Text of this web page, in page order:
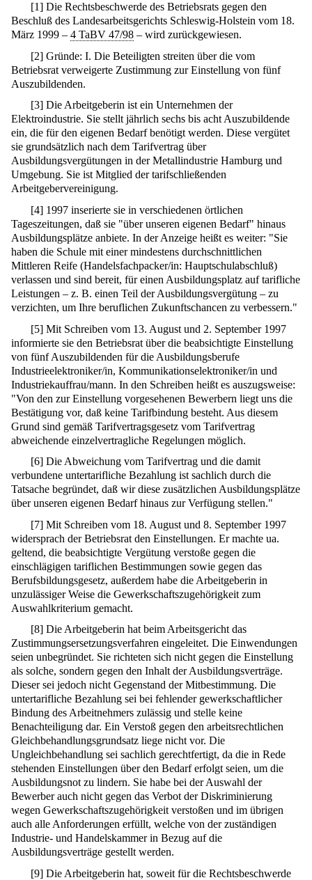
[1] Die Rechtsbeschwerde des Betriebsrats gegen den
Beschluß des Landesarbeitsgerichts Schleswig-Holstein vom 18.
März 1999 – 4 TaBV 47/98 – wird zurückgewiesen.
[2] Gründe: I. Die Beteiligten streiten über die vom
Betriebsrat verweigerte Zustimmung zur Einstellung von fünf
Auszubildenden.
[3] Die Arbeitgeberin ist ein Unternehmen der
Elektroindustrie. Sie stellt jährlich sechs bis acht Auszubildende
ein, die für den eigenen Bedarf benötigt werden. Diese vergütet
sie grundsätzlich nach dem Tarifvertrag über
Ausbildungsvergütungen in der Metallindustrie Hamburg und
Umgebung. Sie ist Mitglied der tarifschließenden
Arbeitgebervereinigung.
[4] 1997 inserierte sie in verschiedenen örtlichen
Tageszeitungen, daß sie "über unseren eigenen Bedarf" hinaus
Ausbildungsplätze anbiete. In der Anzeige heißt es weiter: "Sie
haben die Schule mit einer mindestens durchschnittlichen
Mittleren Reife (Handelsfachpacker/in: Hauptschulabschluß)
verlassen und sind bereit, für einen Ausbildungsplatz auf tarifliche
Leistungen – z. B. einen Teil der Ausbildungsvergütung – zu
verzichten, um Ihre beruflichen Zukunftschancen zu verbessern."
[5] Mit Schreiben vom 13. August und 2. September 1997
informierte sie den Betriebsrat über die beabsichtigte Einstellung
von fünf Auszubildenden für die Ausbildungsberufe
Industrieelektroniker/in, Kommunikationselektroniker/in und
Industriekauffrau/mann. In den Schreiben heißt es auszugsweise:
"Von den zur Einstellung vorgesehenen Bewerbern liegt uns die
Bestätigung vor, daß keine Tarifbindung besteht. Aus diesem
Grund sind gemäß Tarifvertragsgesetz vom Tarifvertrag
abweichende einzelvertragliche Regelungen möglich.
[6] Die Abweichung vom Tarifvertrag und die damit
verbundene untertarifliche Bezahlung ist sachlich durch die
Tatsache begründet, daß wir diese zusätzlichen Ausbildungsplätze
über unseren eigenen Bedarf hinaus zur Verfügung stellen."
[7] Mit Schreiben vom 18. August und 8. September 1997
widersprach der Betriebsrat den Einstellungen. Er machte ua.
geltend, die beabsichtigte Vergütung verstoße gegen die
einschlägigen tariflichen Bestimmungen sowie gegen das
Berufsbildungsgesetz, außerdem habe die Arbeitgeberin in
unzulässiger Weise die Gewerkschaftszugehörigkeit zum
Auswahlkriterium gemacht.
[8] Die Arbeitgeberin hat beim Arbeitsgericht das
Zustimmungsersetzungsverfahren eingeleitet. Die Einwendungen
seien unbegründet. Sie richteten sich nicht gegen die Einstellung
als solche, sondern gegen den Inhalt der Ausbildungsverträge.
Dieser sei jedoch nicht Gegenstand der Mitbestimmung. Die
untertarifliche Bezahlung sei bei fehlender gewerkschaftlicher
Bindung des Arbeitnehmers zulässig und stelle keine
Benachteiligung dar. Ein Verstoß gegen den arbeitsrechtlichen
Gleichbehandlungsgrundsatz liege nicht vor. Die
Ungleichbehandlung sei sachlich gerechtfertigt, da die in Rede
stehenden Einstellungen über den Bedarf erfolgt seien, um die
Ausbildungsnot zu lindern. Sie habe bei der Auswahl der
Bewerber auch nicht gegen das Verbot der Diskriminierung
wegen Gewerkschaftszugehörigkeit verstoßen und im übrigen
auch alle Anforderungen erfüllt, welche von der zuständigen
Industrie- und Handelskammer in Bezug auf die
Ausbildungsverträge gestellt werden.
[9] Die Arbeitgeberin hat, soweit für die Rechtsbeschwerde